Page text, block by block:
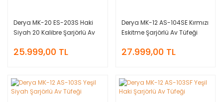
Derya MK-20 ES-203S Haki
Siyah 20 Kalibre Şarjörlü Av
25.999,00 TL
Derya MK-12 AS-104SE Kırmızı
Eskitme Şarjörlü Av Tüfeği
27.999,00 TL